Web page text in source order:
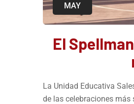
MAY
El
La Unidad Educativa
de las celebraciones